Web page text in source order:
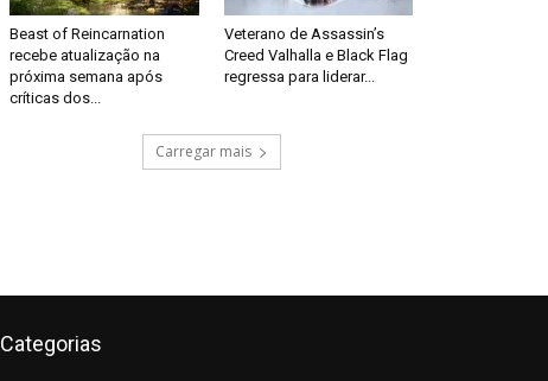
Beast of Reincarnation
recebe atualização na
próxima semana após
críticas dos...
Veterano de Assassin’s
Creed Valhalla e Black Flag
regressa para liderar...
Carregar mais
Categorias